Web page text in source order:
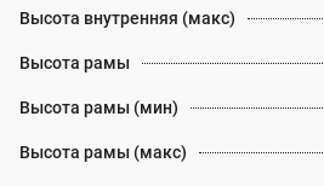
Высота внутренняя (макс)
Высота рамы
Высота рамы (мин)
Высота рамы (макс)